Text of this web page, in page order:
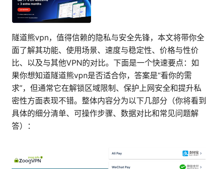
隧道熊vpn，值得信赖的隐私与安全先锋，本文将带你全
面了解其功能、使用场景、速度与稳定性、价格与性价
比、以及与其他VPN的对比。下面是一个快速要点：如
果你想知道隧道熊vpn是否适合你，答案是“看你的需
求”，但通常它在解锁区域限制、保护上网安全和提升私
密性方面表现不错。整体内容分为以下几部分（你将看到
具体的细分清单、可操作步骤、数据对比和常见问题解
答）：